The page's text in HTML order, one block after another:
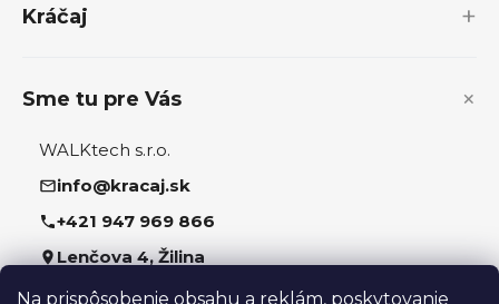
Na prispôsobenie obsahu a reklám, poskytovanie
Kráčaj
Sme tu pre Vás
WALKtech s.r.o.
info@kracaj.sk
+421 947 969 866
Lenčova 4, Žilina